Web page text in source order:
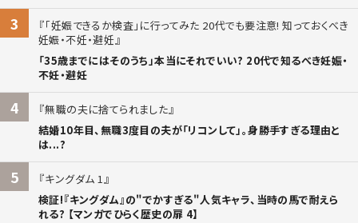
3
「妊娠できるか検査」に行ってみた 20代でも要注意! 知っておくべき
妊娠・不妊・避妊
「35歳までにはそのうち」本当にそれでいい? 20代で知るべき妊娠・
不妊・避妊
4
無職の夫に捨てられました
結婚10年目、無職3度目の夫が「リコンして」。身勝手すぎる理由と
は...?
5
キングダム 1
検証!『キングダム』の"でかすぎる"人気キャラ、当時の馬で耐えら
れる? 【マンガでひらく歴史の扉 4】